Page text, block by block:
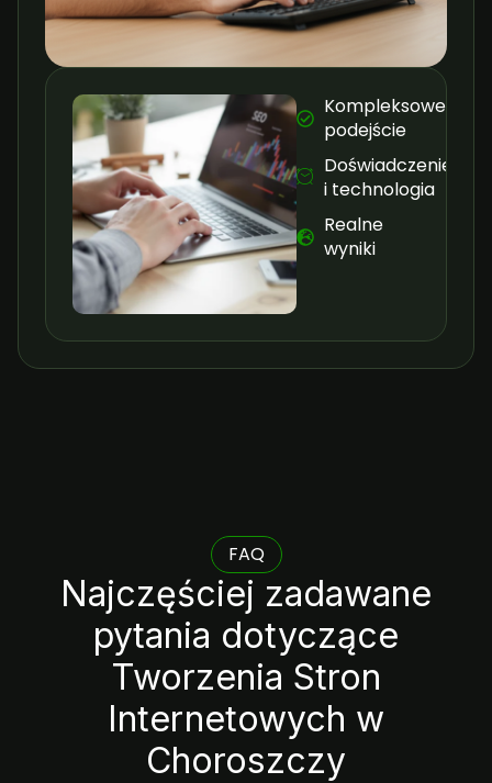
Kompleksowe
podejście
Doświadczenie
i technologia
Realne
wyniki
FAQ
Najczęściej zadawane
pytania dotyczące
Tworzenia Stron
Internetowych w
Choroszczy